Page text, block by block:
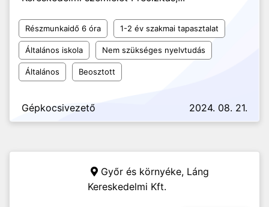
Részmunkaidő 6 óra 1-2 év szakmai tapasztalat
Általános iskola Nem szükséges nyelvtudás
Általános Beosztott
Gépkocsivezető 2024. 08. 21.
Győr és környéke, Láng
Kereskedelmi Kft.